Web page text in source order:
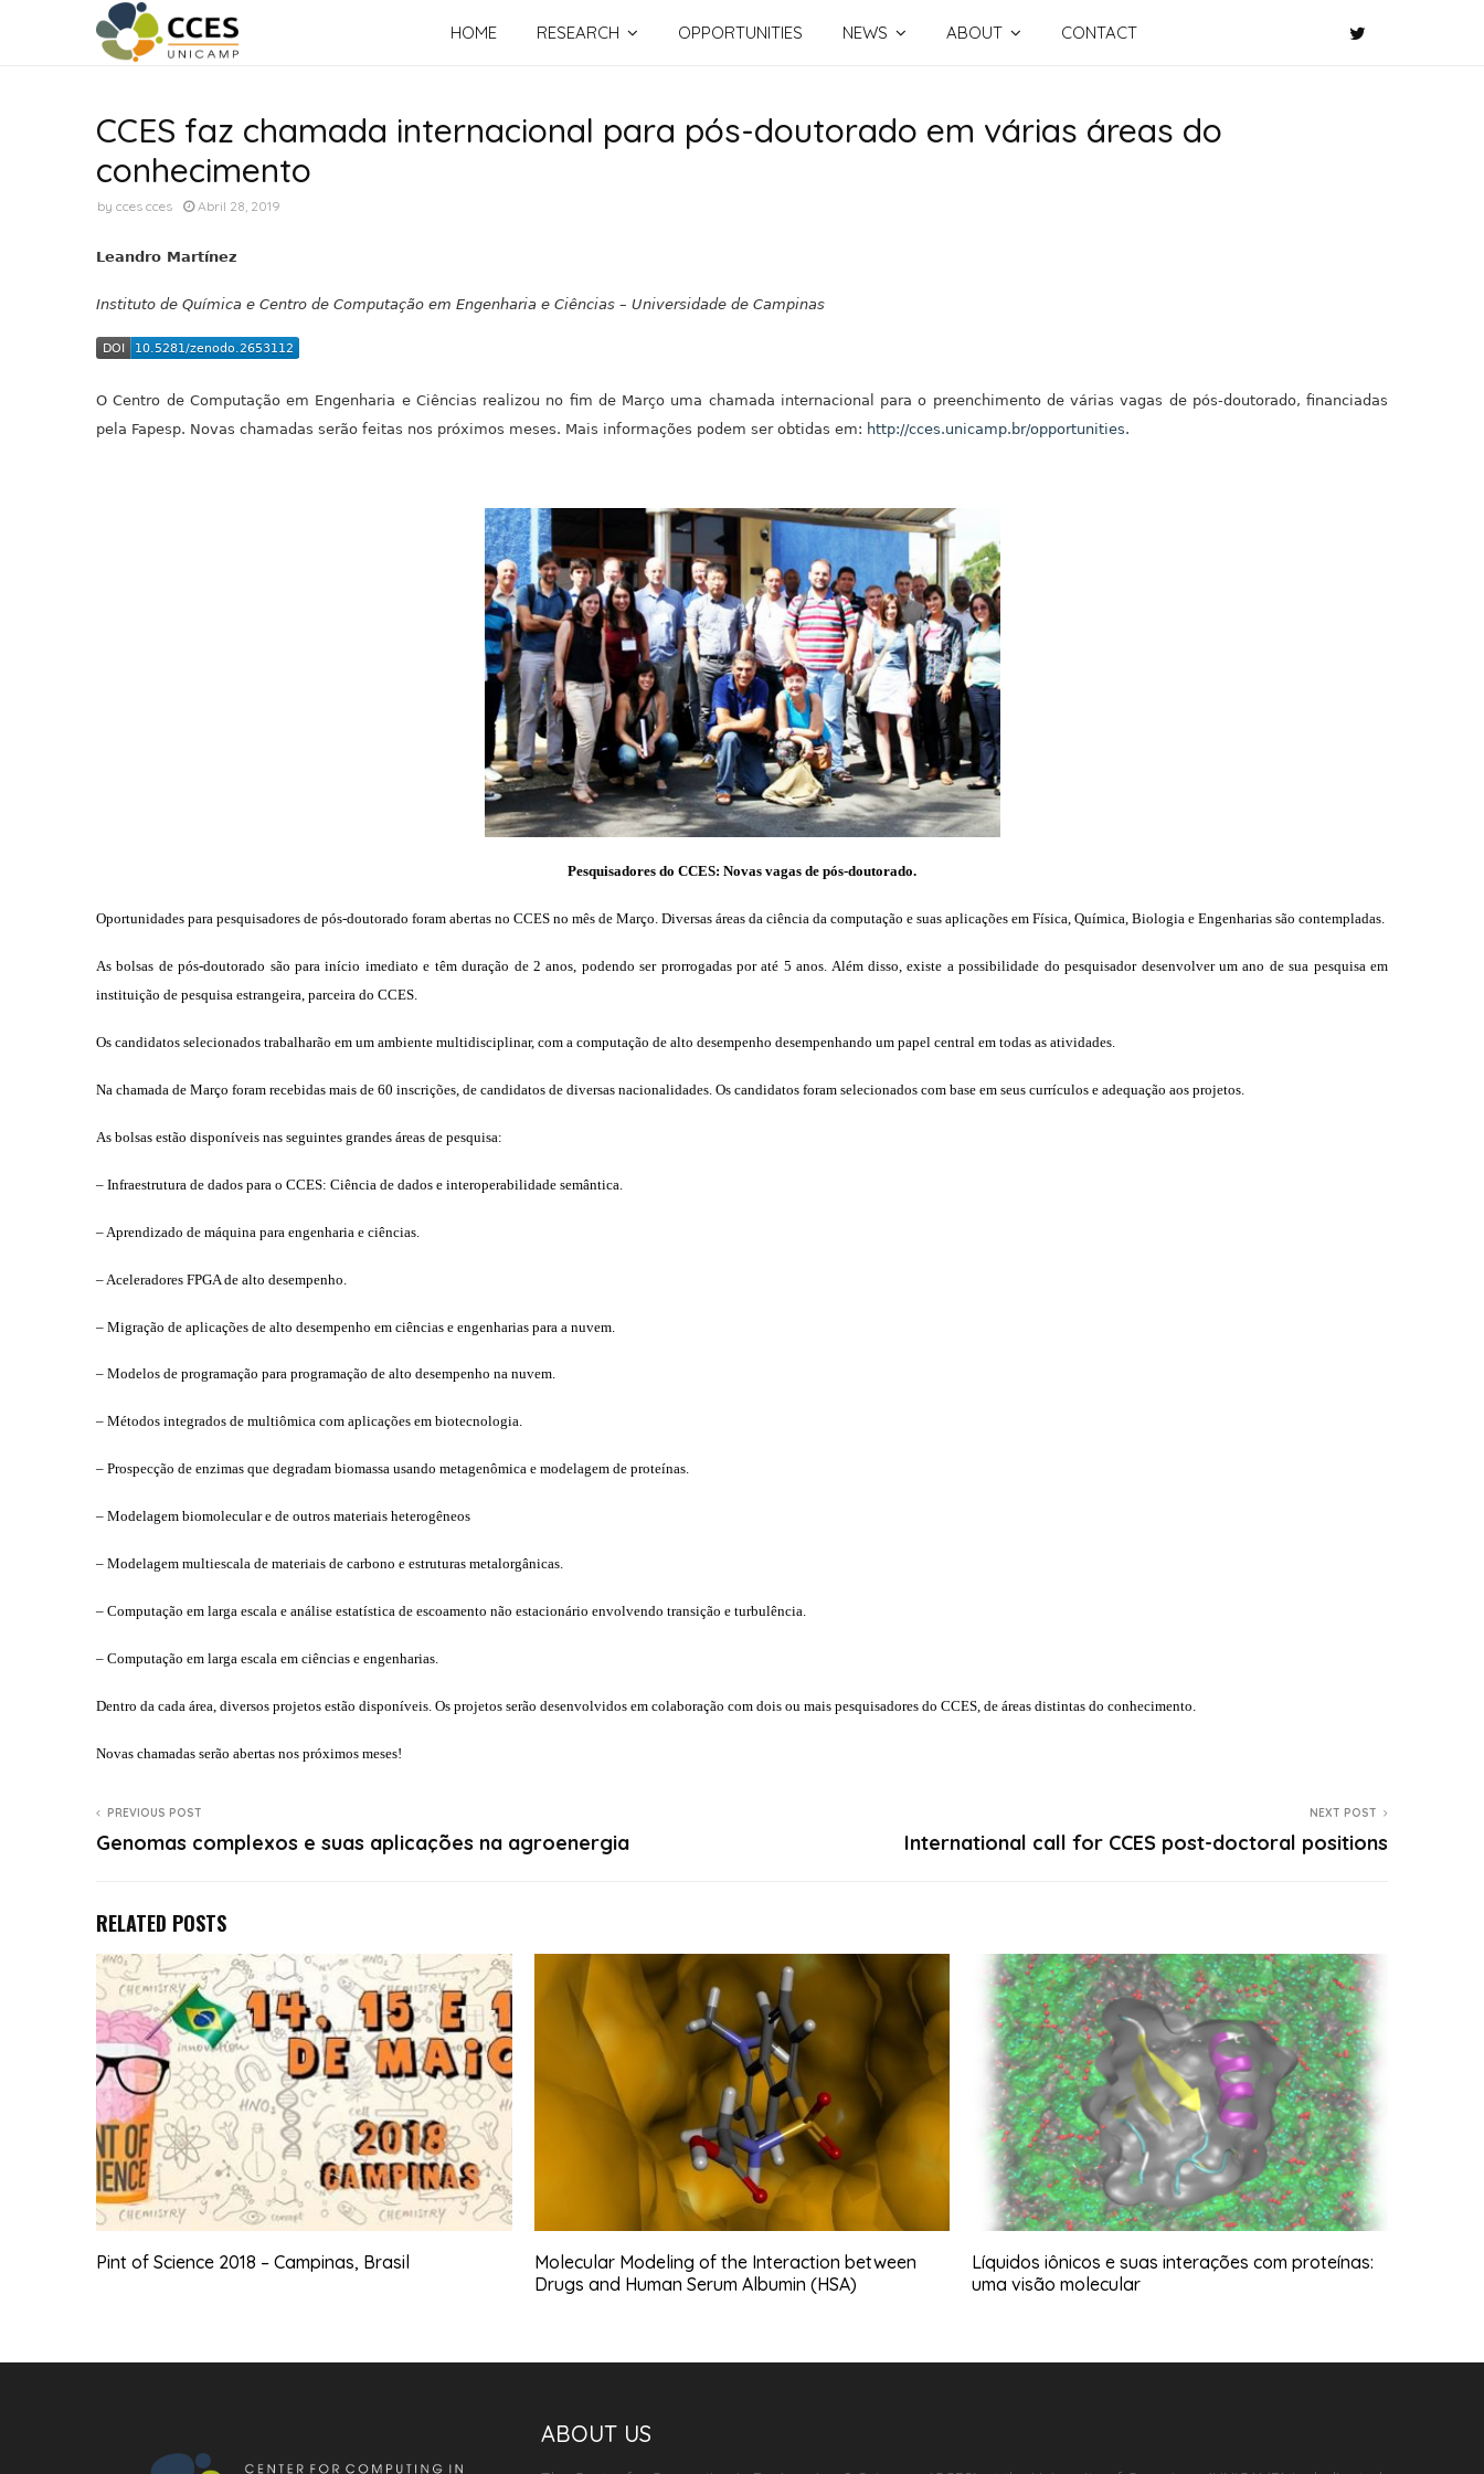
HOME RESEARCH OPPORTUNITIES NEWS ABOUT CONTACT
CCES faz chamada internacional para pós-doutorado em várias áreas do
conhecimento
by cces cces Abril 28, 2019
Leandro Martínez
Instituto de Química e Centro de Computação em Engenharia e Ciências – Universidade de Campinas
O Centro de Computação em Engenharia e Ciências realizou no fim de Março uma chamada internacional para o preenchimento de várias vagas de pós-doutorado, financiadas
pela Fapesp. Novas chamadas serão feitas nos próximos meses. Mais informações podem ser obtidas em: http://cces.unicamp.br/opportunities.
Pesquisadores do CCES: Novas vagas de pós-doutorado.
Oportunidades para pesquisadores de pós-doutorado foram abertas no CCES no mês de Março. Diversas áreas da ciência da computação e suas aplicações em Física, Química, Biologia e Engenharias são contempladas.
As bolsas de pós-doutorado são para início imediato e têm duração de 2 anos, podendo ser prorrogadas por até 5 anos. Além disso, existe a possibilidade do pesquisador desenvolver um ano de sua pesquisa em
instituição de pesquisa estrangeira, parceira do CCES.
Os candidatos selecionados trabalharão em um ambiente multidisciplinar, com a computação de alto desempenho desempenhando um papel central em todas as atividades.
Na chamada de Março foram recebidas mais de 60 inscrições, de candidatos de diversas nacionalidades. Os candidatos foram selecionados com base em seus currículos e adequação aos projetos.
As bolsas estão disponíveis nas seguintes grandes áreas de pesquisa:
– Infraestrutura de dados para o CCES: Ciência de dados e interoperabilidade semântica.
– Aprendizado de máquina para engenharia e ciências.
– Aceleradores FPGA de alto desempenho.
– Migração de aplicações de alto desempenho em ciências e engenharias para a nuvem.
– Modelos de programação para programação de alto desempenho na nuvem.
– Métodos integrados de multiômica com aplicações em biotecnologia.
– Prospecção de enzimas que degradam biomassa usando metagenômica e modelagem de proteínas.
– Modelagem biomolecular e de outros materiais heterogêneos
– Modelagem multiescala de materiais de carbono e estruturas metalorgânicas.
– Computação em larga escala e análise estatística de escoamento não estacionário envolvendo transição e turbulência.
– Computação em larga escala em ciências e engenharias.
Dentro da cada área, diversos projetos estão disponíveis. Os projetos serão desenvolvidos em colaboração com dois ou mais pesquisadores do CCES, de áreas distintas do conhecimento.
Novas chamadas serão abertas nos próximos meses!
PREVIOUS POST
Genomas complexos e suas aplicações na agroenergia
NEXT POST
International call for CCES post-doctoral positions
RELATED POSTS
Pint of Science 2018 – Campinas, Brasil
Molecular Modeling of the Interaction between
Drugs and Human Serum Albumin (HSA)
Líquidos iônicos e suas interações com proteínas:
uma visão molecular
ABOUT US